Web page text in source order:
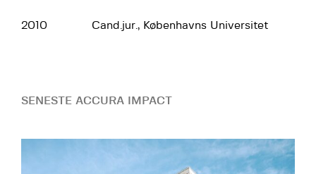
2010 Cand.jur., Københavns Universitet
SENESTE ACCURA IMPACT